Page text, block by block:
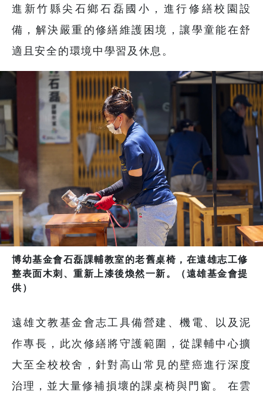
進新竹縣尖石鄉石磊國小，進行修繕校園設
備，解決嚴重的修繕維護困境，讓學童能在舒
適且安全的環境中學習及休息。
博幼基金會石磊課輔教室的老舊桌椅，在遠雄志工修
整表面木刺、重新上漆後煥然一新。（遠雄基金會提
供）
遠雄文教基金會志工具備營建、機電、以及泥
作專長，此次修繕將守護範圍，從課輔中心擴
大至全校校舍，針對高山常見的壁癌進行深度
治理，並大量修補損壞的課桌椅與門窗。 在雲